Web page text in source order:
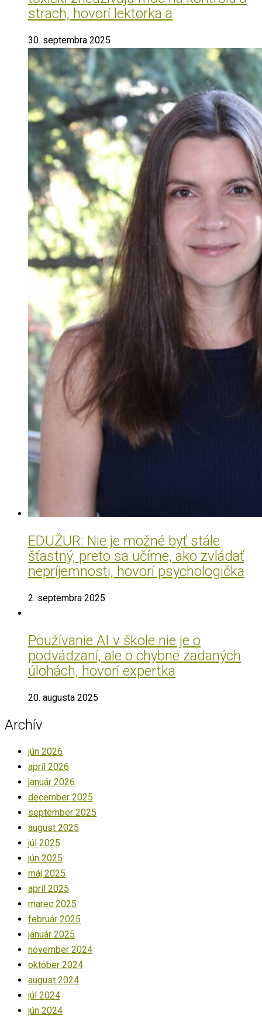
strach, hovorí lektorka a
30. septembra 2025
EDUŽUR: Nie je možné byť stále
šťastný, preto sa učíme, ako zvládať
nepríjemnosti, hovorí psychologička
2. septembra 2025
Používanie AI v škole nie je o
podvádzaní, ale o chybne zadaných
úlohách, hovorí expertka
20. augusta 2025
Archív
jún 2026
apríl 2026
január 2026
december 2025
september 2025
august 2025
júl 2025
jún 2025
máj 2025
apríl 2025
marec 2025
február 2025
január 2025
november 2024
október 2024
august 2024
júl 2024
jún 2024